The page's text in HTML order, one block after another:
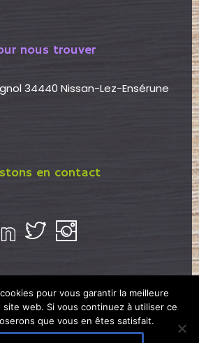
nous trouver
34440 Nissan-Lez-Ensérune
en contact
pour vous garantir la meilleure
web. Si vous continuez à utiliser ce
que vous en êtes satisfait.